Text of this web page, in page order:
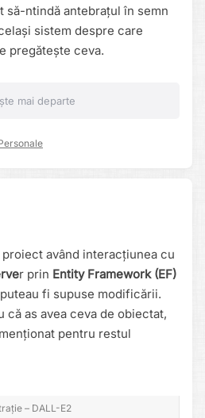
să-ntindă antebrațul în semn
sistem despre care
pregătește ceva.
mai departe
având interacțiunea cu
r prin Entity Framework (EF)
fi supuse modificării.
că as avea ceva de obiectat,
pentru restul
– DALL-E2